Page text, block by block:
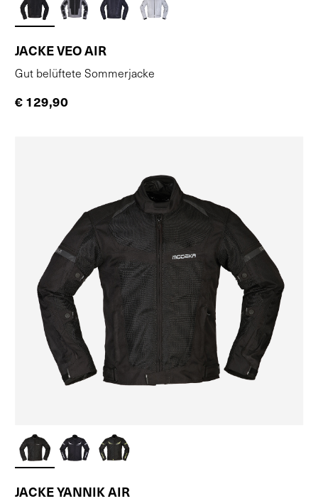
JACKE VEO AIR
Gut belüftete Sommerjacke
€ 129,90
JACKE YANNIK AIR